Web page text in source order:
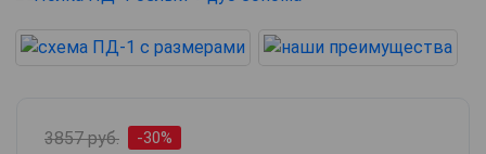
3857 руб. -30%